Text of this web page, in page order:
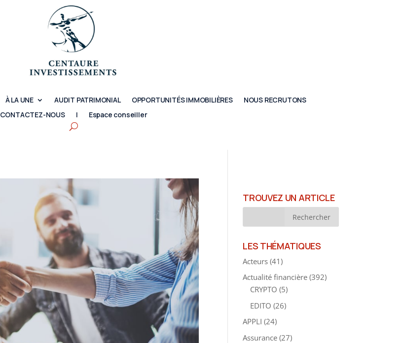
À LA UNE AUDIT PATRIMONIAL OPPORTUNITÉS IMMOBILIÈRES
NOUS RECRUTONS
CONTACTEZ-NOUS
| Espace conseiller
TROUVEZ UN ARTICLE
LES THÉMATIQUES
Acteurs (41)
Actualité financière (392)
CRYPTO (5)
EDITO (26)
APPLI (24)
Assurance (27)